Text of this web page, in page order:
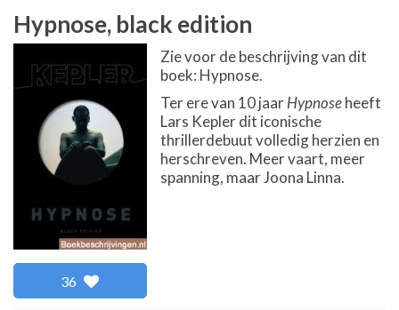
Hypnose, black edition
36
Zie voor de beschrijving van dit
boek: Hypnose.
Ter ere van 10 jaarHypnoseheeft
Lars Kepler dit iconische
thrillerdebuut volledig herzien en
herschreven. Meer vaart, meer
spanning, maar Joona Linna.